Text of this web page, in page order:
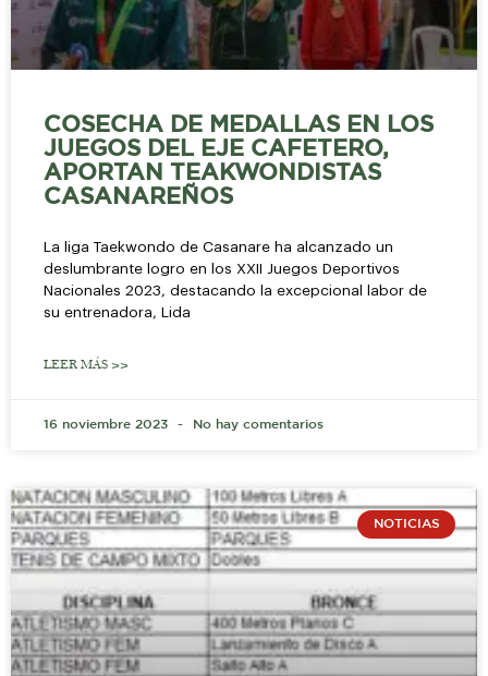
COSECHA DE MEDALLAS EN LOS
JUEGOS DEL EJE CAFETERO,
APORTAN TEAKWONDISTAS
CASANAREÑOS
La liga Taekwondo de Casanare ha alcanzado un
deslumbrante logro en los XXII Juegos Deportivos
Nacionales 2023, destacando la excepcional labor de
su entrenadora, Lida
LEER MÁS >>
16 noviembre 2023 No hay comentarios
NOTICIAS